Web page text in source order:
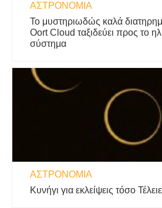
ΑΣΤΡΟΝΟΜΊΑ
Το μυστηριωδώς καλά
Oort Cloud ταξιδεύει προς το
σύστημα
ΑΣΤΡΟΝΟΜΊΑ
Κυνήγι για εκλείψεις τόσο